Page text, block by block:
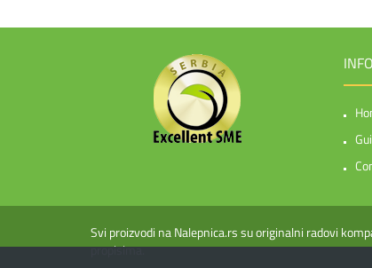
Svi proizvodi na Nalepnica.rs su originalni radovi
propisima.